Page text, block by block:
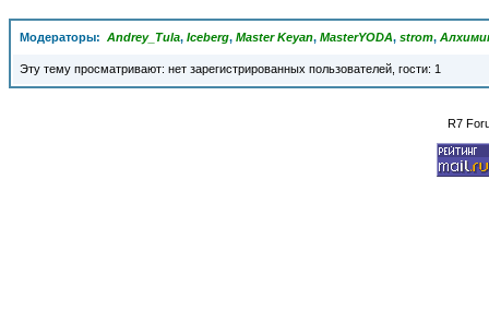
Модераторы: Andrey_Tula, Iceberg, Master Keyan, MasterYODA, strom,
Эту тему просматривают: нет зарегистрированных пользователей, гости: 1
R7